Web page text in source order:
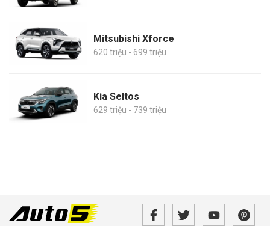
Mitsubishi Xforce
620 triệu - 699 triệu
Kia Seltos
629 triệu - 739 triệu